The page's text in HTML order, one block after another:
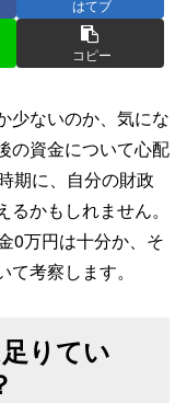
はてブ
コピー
少ないのか、気にな
の資金について心配
期に、自分の財政
かもしれません。
0万円は十分か、そ
考察します。
りてい